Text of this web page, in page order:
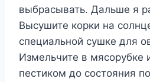
выбрасывать. Дальше я
Высушите корки на
специальной сушке для
Измельчите в мясорубке
пестиком до состояния